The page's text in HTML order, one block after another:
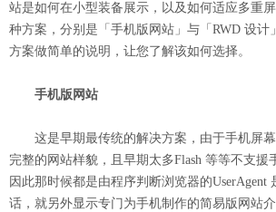
站是如何在小型装备展示，以及如何适应多重
种方案，分别是「手机版网站」与「RWD 设计
方案做简单的说明，让您了解该如何选择。
手机版网站
这是早期最传统的解决方案，由于手机屏幕
完整的网站样貌，且早期太多Flash 等等不支援
因此那时候都是由程序判断浏览器的UserAgent
话，就另外显示专门为手机制作的简易版网站介